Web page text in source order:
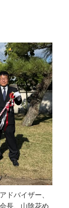
ドバイザー、
長、山陰花め